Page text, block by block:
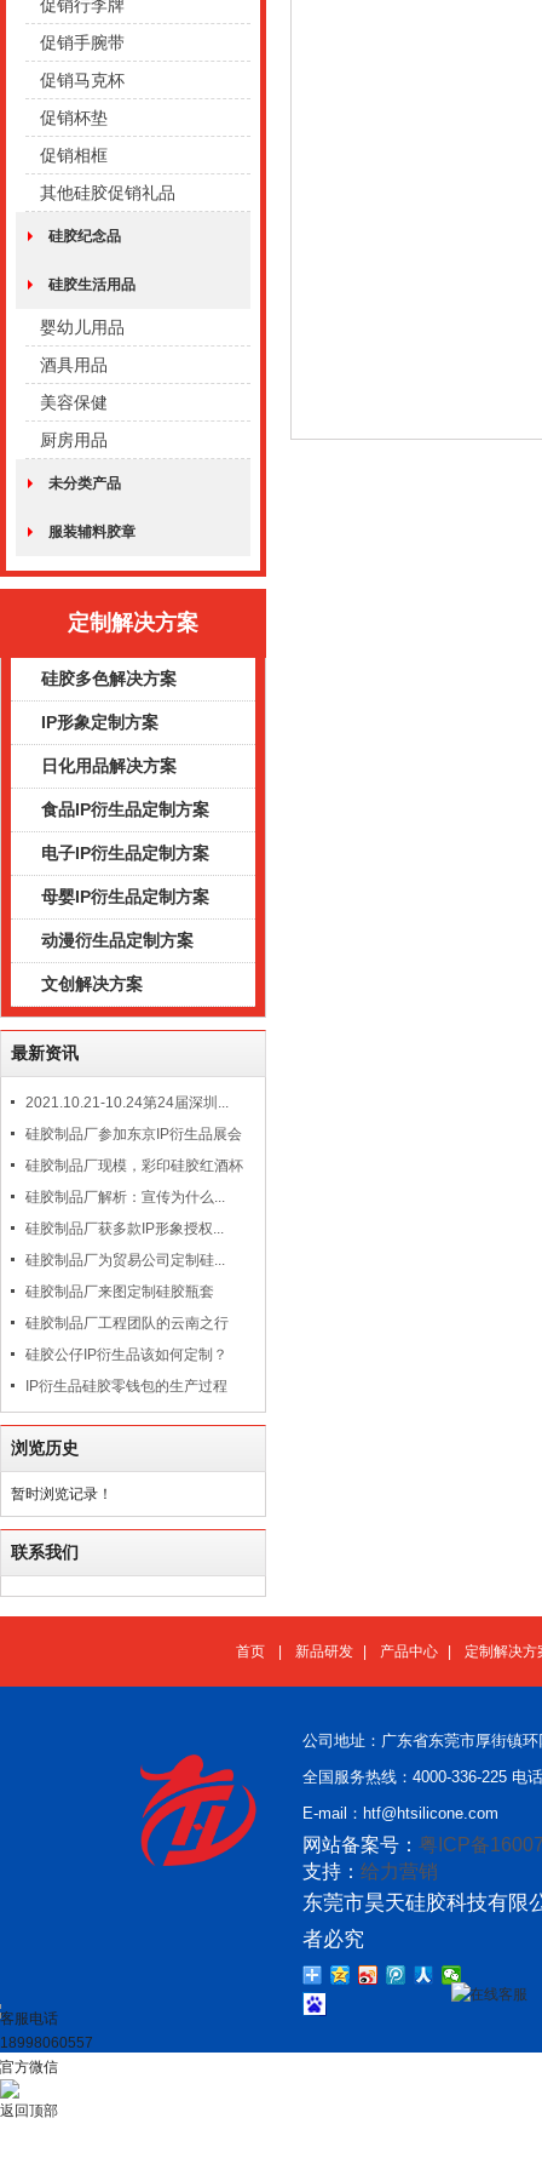
促销行李牌
促销手腕带
促销马克杯
促销杯垫
促销相框
其他硅胶促销礼品
硅胶纪念品
硅胶生活用品
婴幼儿用品
酒具用品
美容保健
厨房用品
未分类产品
服装辅料胶章
定制解决方案
硅胶多色解决方案
IP形象定制方案
日化用品解决方案
食品IP衍生品定制方案
电子IP衍生品定制方案
母婴IP衍生品定制方案
动漫衍生品定制方案
文创解决方案
最新资讯
2021.10.21-10.24第24届深圳...
硅胶制品厂参加东京IP衍生品展会
硅胶制品厂现模，彩印硅胶红酒杯
硅胶制品厂解析：宣传为什么...
硅胶制品厂获多款IP形象授权...
硅胶制品厂为贸易公司定制硅...
硅胶制品厂来图定制硅胶瓶套
硅胶制品厂工程团队的云南之行
硅胶公仔IP衍生品该如何定制？
IP衍生品硅胶零钱包的生产过程
浏览历史
暂时浏览记录！
联系我们
首页 新品研发 产品中心 定制解决方
公司地址：广东省东莞市厚街镇
全国服务热线：4000-336-225 电
E-mail：htf@htsilicone.com
网站备案号： 粤ICP备
支持： 给力营销
东莞市昊天硅胶科技有限
者必究
在线客服
客服电话
18998060557
官方微信
返回顶部